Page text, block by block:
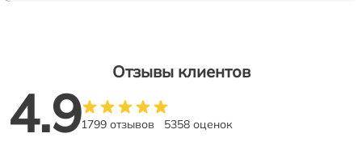
Отзывы клиентов
4.91799 отзывов 5358 оценок